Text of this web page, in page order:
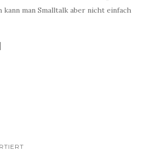
man Smalltalk aber nicht einfach